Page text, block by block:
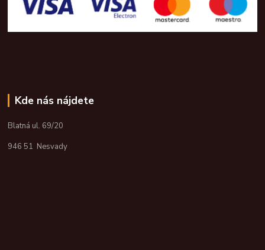
Kde nás nájdete
Blatná ul. 69/20
946 51 Nesvady